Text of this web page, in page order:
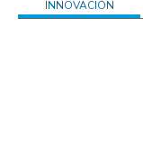
INNOVACIÓN